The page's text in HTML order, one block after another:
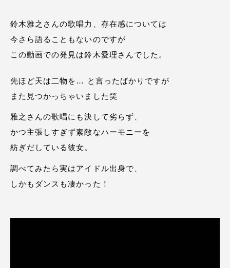
鈴木雅之さんの歌唱力、存在感については
今さら語ることもないのですが
この動画での発見は鈴木愛理さんでした。
先ほど天は二物を… と言ったばかりですが
また見つかっちゃいました笑
雅之さんの歌唱にも決して劣らず、
かつ主張しすぎず素敵なハーモニーを
紡ぎだしている彼女。
調べてみたら実はアイドル出身で、
しかもダンスも凄かった！